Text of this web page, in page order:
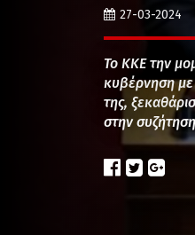
27-03-2024
Το ΚΚΕ την
κυβέρνηση με
της,
στην